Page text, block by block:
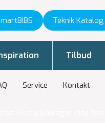
Teknik Katalog
Service Kontakt
Tilbud